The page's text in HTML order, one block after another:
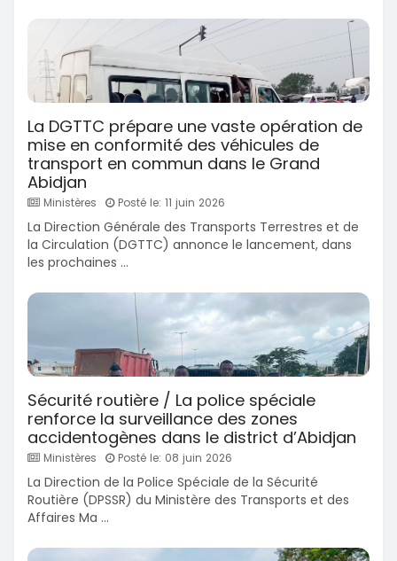
La DGTTC prépare une vaste opération de
mise en conformité des véhicules de
transport en commun dans le Grand
Abidjan
Ministères Posté le: 11 juin 2026
La Direction Générale des Transports Terrestres et de
la Circulation (DGTTC) annonce le lancement, dans
les prochaines ...
Sécurité routière / La police spéciale
renforce la surveillance des zones
accidentogènes dans le district d’Abidjan
Ministères Posté le: 08 juin 2026
La Direction de la Police Spéciale de la Sécurité
Routière (DPSSR) du Ministère des Transports et des
Affaires Ma ...